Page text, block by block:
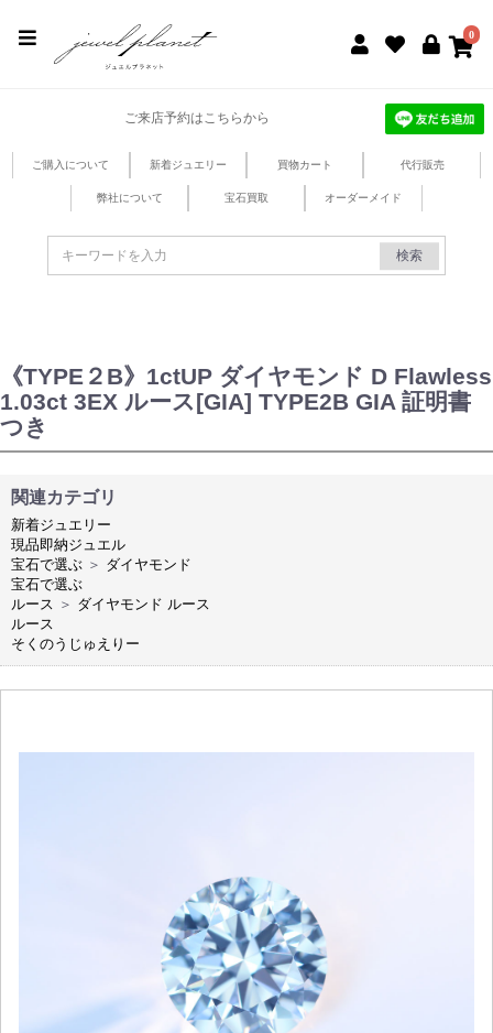
0
ご来店予約はこちらから
ご購入について 新着ジュエリー 買物カート 代行販売
弊社について 宝石買取 オーダーメイド
検索
《TYPE２B》1ctUP ダイヤモンド D Flawless
1.03ct 3EX ルース[GIA] TYPE2B GIA 証明書
つき
関連カテゴリ
新着ジュエリー
現品即納ジュエル
宝石で選ぶ ＞ ダイヤモンド
宝石で選ぶ
ルース ＞ ダイヤモンド ルース
ルース
そくのうじゅえりー